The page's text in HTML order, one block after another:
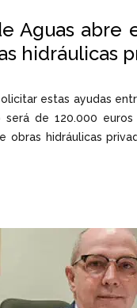
Aguas
hidráulicas
estas ayudas
será de 120.000
obras hidráulicas